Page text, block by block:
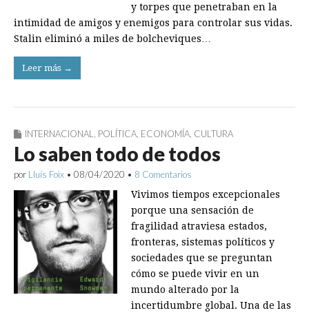
y torpes que penetraban en la
intimidad de amigos y enemigos para controlar sus vidas.
Stalin eliminó a miles de bolcheviques…
Leer más →
INTERNACIONAL POLÍTICA ECONOMÍA CULTURA
Lo saben todo de todos
por Lluís Foix • 08/04/2020 • 8 Comentarios
Vivimos tiempos excepcionales
porque una sensación de
fragilidad atraviesa estados,
fronteras, sistemas políticos y
sociedades que se preguntan
cómo se puede vivir en un
mundo alterado por la
incertidumbre global. Una de las